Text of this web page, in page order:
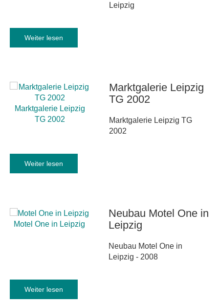
Leipzig
Weiter lesen
Marktgalerie Leipzig
TG 2002
Marktgalerie Leipzig
TG 2002
Marktgalerie Leipzig TG
2002
Weiter lesen
Motel One in Leipzig
Neubau Motel One in
Leipzig
Neubau Motel One in
Leipzig - 2008
Weiter lesen